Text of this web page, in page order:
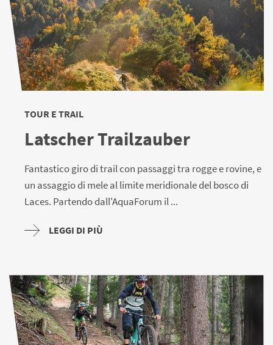
TOUR E TRAIL
Latscher Trailzauber
Fantastico giro di trail con passaggi tra rogge e rovine, e
un assaggio di mele al limite meridionale del bosco di
Laces. Partendo dall'AquaForum il ...
LEGGI DI PIÙ